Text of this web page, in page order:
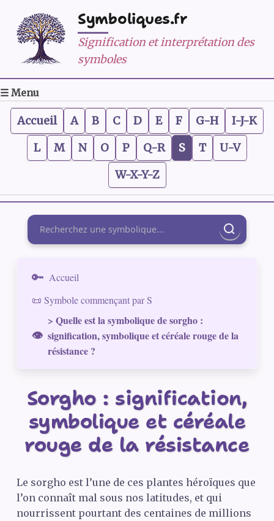
Symboliques.fr
Signification et interprétation des
symboles
☰ Menu
Accueil A B C D E F G-H
I-J-K
L
M N O P Q-R S T
U-V
W-X-Y-Z
Rechercher
Accueil
📜 Symbole commençant par S
> Quelle est la symbolique de sorgho :
signification, symbolique et céréale rouge de la
résistance ?
Sorgho : signification,
symbolique et céréale
rouge de la résistance
Le sorgho est l’une de ces plantes héroïques que
l’on connaît mal sous nos latitudes, et qui
nourrissent pourtant des centaines de millions